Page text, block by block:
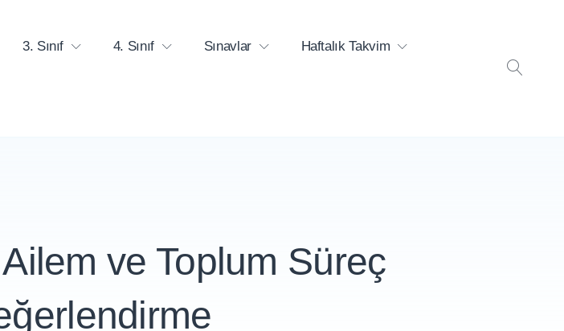
3. Sınıf 4. Sınıf Sınavlar Haftalık Takvim
ve Toplum Süreç